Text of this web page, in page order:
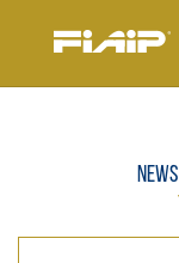
News